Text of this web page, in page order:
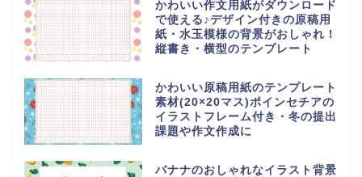
かわいい作文用紙がダウンロード
で使える♪デザイン付きの原稿用
紙・水玉模様の背景がおしゃれ！
縦書き・横型のテンプレート
かわいい原稿用紙のテンプレート
素材(20×20マス)ポインセチアの
イラストフレーム付き・冬の提出
課題や作文作成に
バナナのおしゃれなイラスト背景